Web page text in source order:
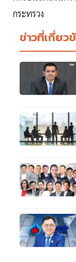
กระทรวง
ข่าวที่เกี่ยว